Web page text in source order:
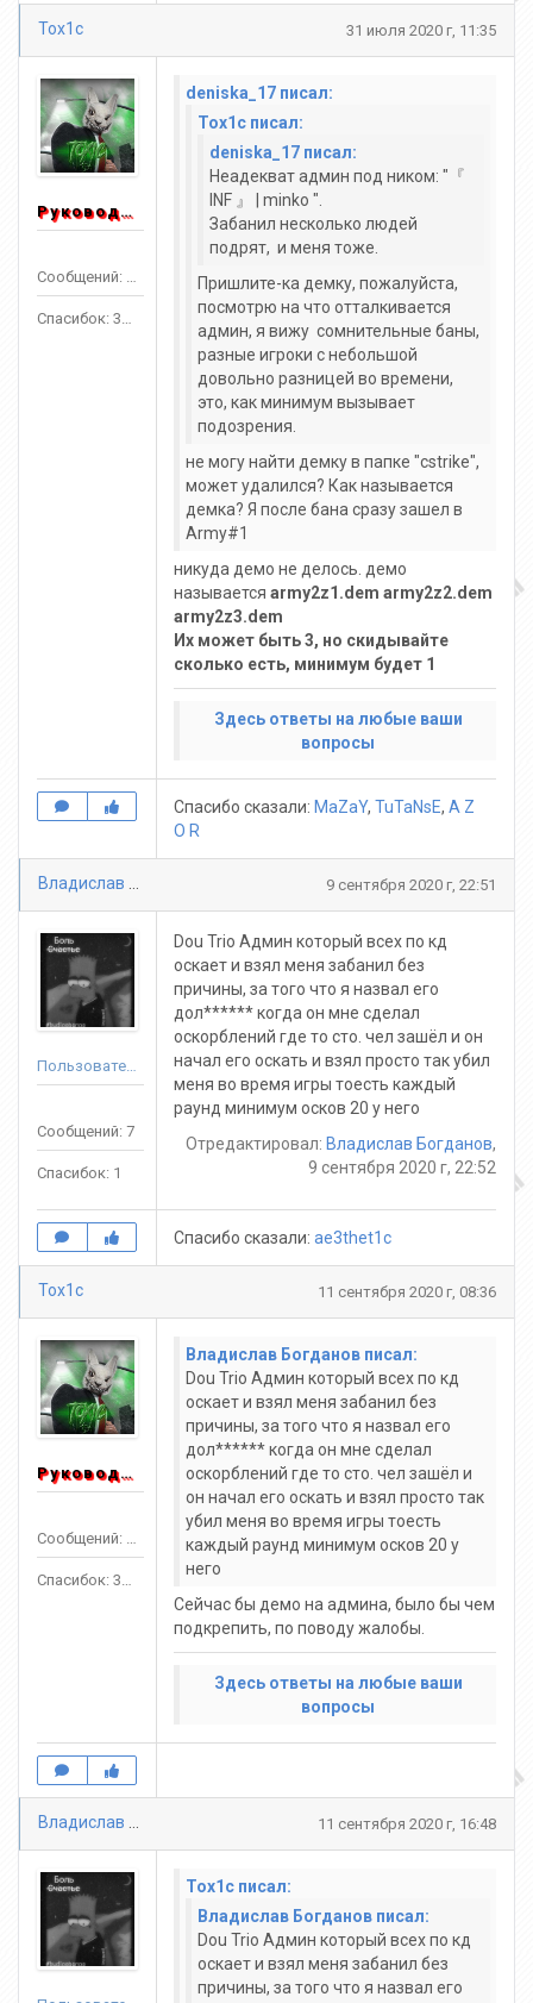
Tox1c 31 июля 2020 г, 11:35
Руководитель
Сообщений: 1553
Спасибок: 3303
deniska_17 писал:
Tox1c писал:
deniska_17 писал:
Неадекват админ под ником: "『
INF 』 | minko ".
Забанил несколько людей
подрят, и меня тоже.
Пришлите-ка демку, пожалуйста,
посмотрю на что отталкивается
админ, я вижу сомнительные баны,
разные игроки с небольшой
довольно разницей во времени,
это, как минимум вызывает
подозрения.
не могу найти демку в папке "cstrike",
может удалился? Как называется
демка? Я после бана сразу зашел в
Army#1
никуда демо не делось. демо
называется army2z1.dem army2z2.dem
army2z3.dem
Их может быть 3, но скидывайте
сколько есть, минимум будет 1
Здесь ответы на любые ваши
вопросы
Спасибо сказали: MaZaY, TuTaNsE, A Z
O R
9 сентября 2020 г, 22:51
Пользователь
Сообщений: 7
Спасибок: 1
Dou Trio Админ который всех по кд
оскает и взял меня забанил без
причины, за того что я назвал его
дол****** когда он мне сделал
оскорблений где то сто. чел зашёл и он
начал его оскать и взял просто так убил
меня во время игры тоесть каждый
раунд минимум осков 20 у него
Отредактировал: Владислав Богданов,
9 сентября 2020 г, 22:52
Спасибо сказали: ae3thet1c
Tox1c 11 сентября 2020 г, 08:36
Руководитель
Сообщений: 1553
Спасибок: 3303
Владислав Богданов писал:
Dou Trio Админ который всех по кд
оскает и взял меня забанил без
причины, за того что я назвал его
дол****** когда он мне сделал
оскорблений где то сто. чел зашёл и
он начал его оскать и взял просто так
убил меня во время игры тоесть
каждый раунд минимум осков 20 у
него
Сейчас бы демо на админа, было бы чем
подкрепить, по поводу жалобы.
Здесь ответы на любые ваши
вопросы
11 сентября 2020 г, 16:48
Tox1c писал:
Владислав Богданов писал:
Dou Trio Админ который всех по кд
оскает и взял меня забанил без
причины, за того что я назвал его